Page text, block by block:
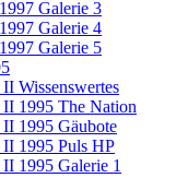
Galerie 3
Galerie 4
Galerie 5
Wissenswertes
II 1995 The Nation
1995 Gäubote
II 1995 Puls HP
1995 Galerie 1